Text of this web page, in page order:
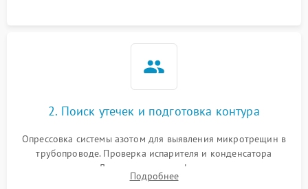
2. Поиск утечек и подготовка контура
Опрессовка системы азотом для выявления микротрещин в
трубопроводе. Проверка испарителя и конденсатора
течеискателем. Демонтаж старого фильтра-осушителя и
продувка капиллярной трубки для устранения засоров.
Подробнее